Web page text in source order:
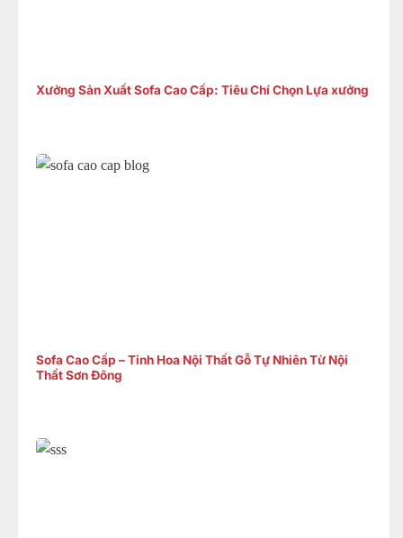
Xưởng Sản Xuất Sofa Cao Cấp: Tiêu Chí Chọn Lựa xưởng
Sofa Cao Cấp – Tinh Hoa Nội Thất Gỗ Tự Nhiên Từ Nội
Thất Sơn Đông